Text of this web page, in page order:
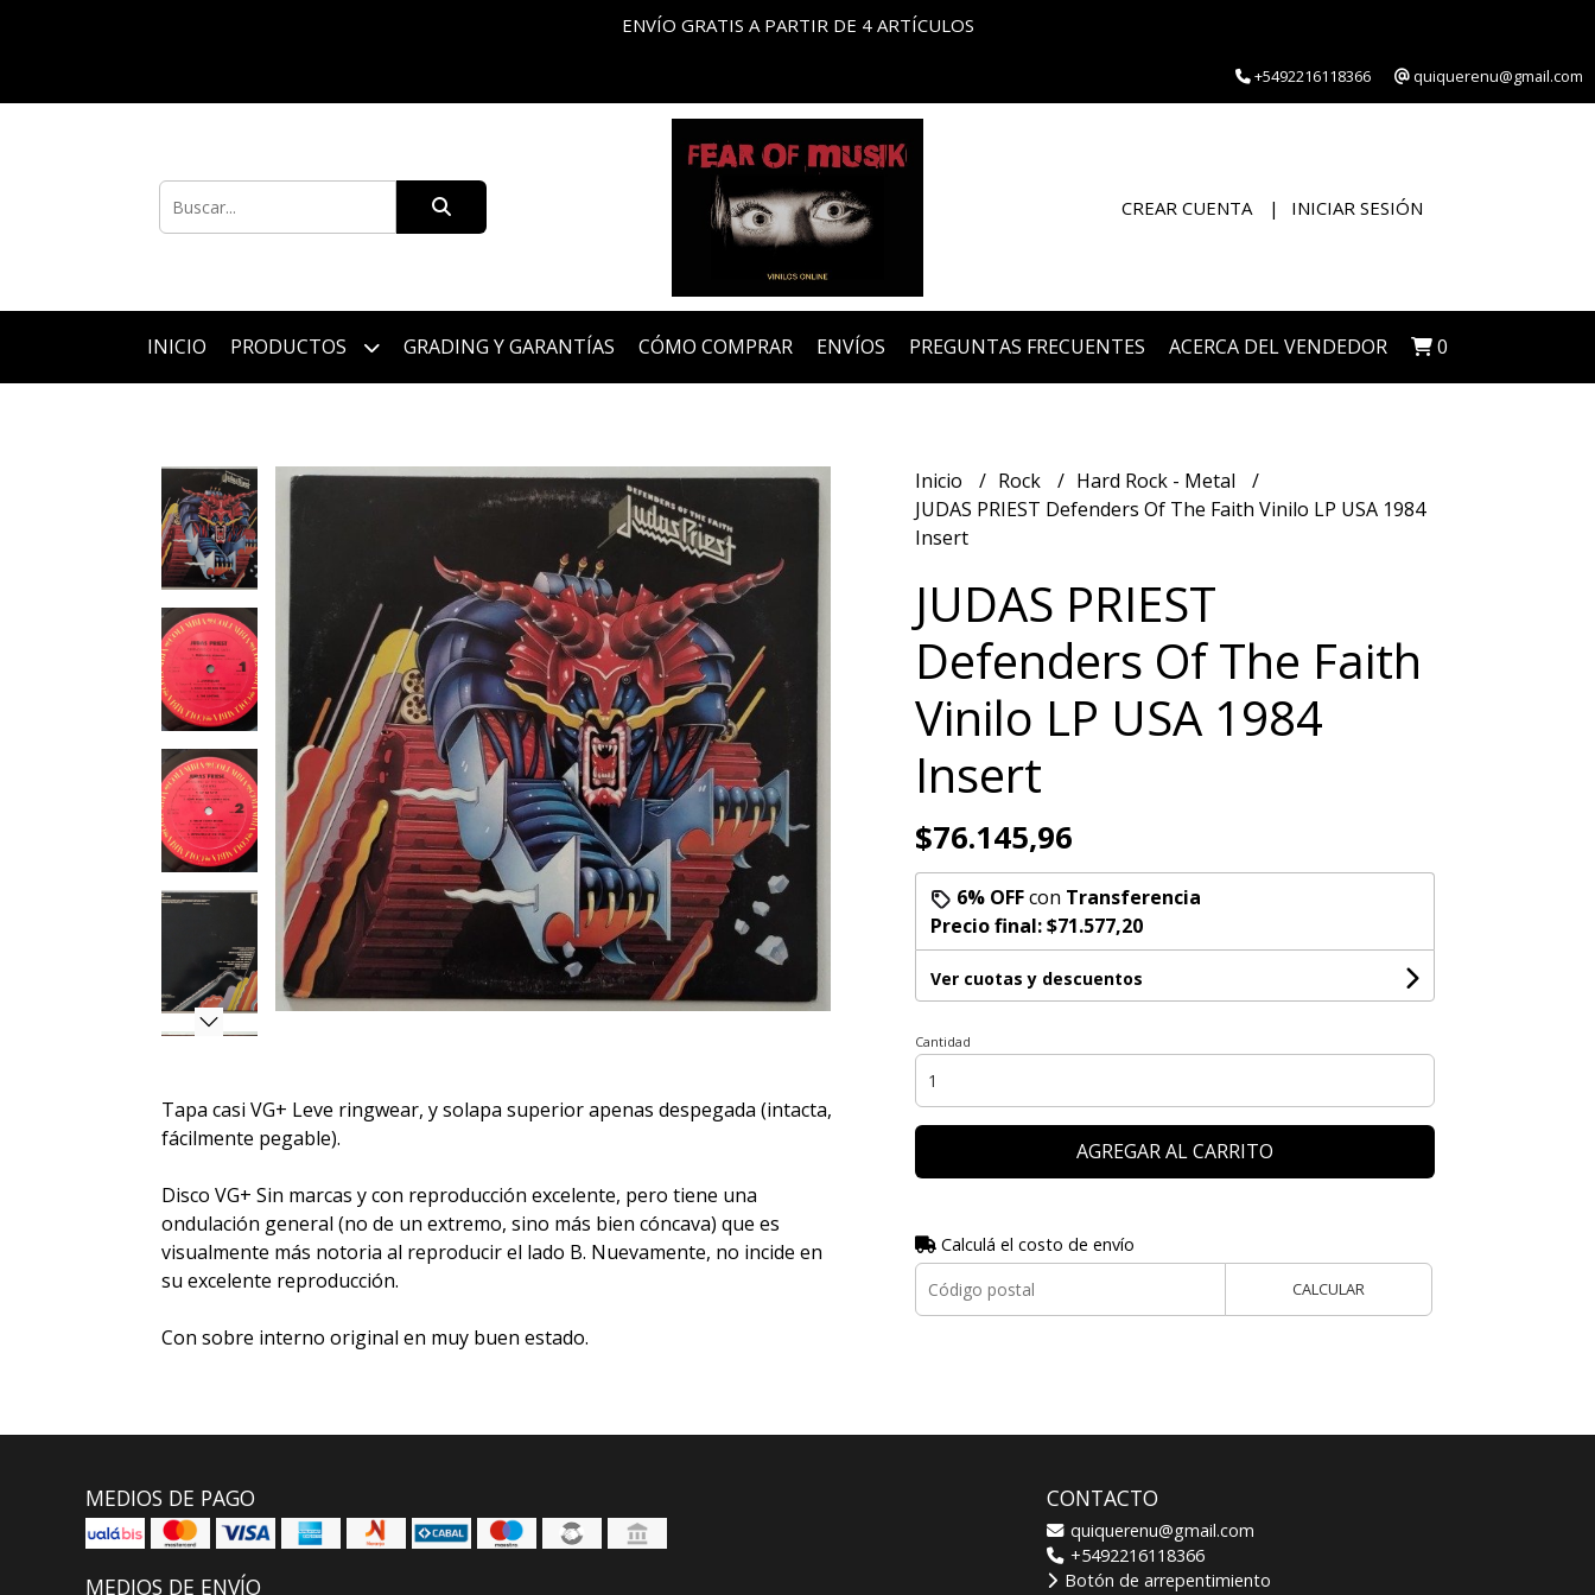
ENVÍO GRATIS A PARTIR DE 4 ARTÍCULOS
+5492216118366 quiquerenu@gmail.com
CREAR CUENTA INICIAR SESIÓN
INICIO PRODUCTOS GRADING Y GARANTÍAS CÓMO COMPRAR ENVÍOS PREGUNTAS FRECUENTES ACERCA DEL VENDEDOR 0
Tapa casi VG+ Leve ringwear, y solapa superior apenas despegada (intacta,
fácilmente pegable).
Disco VG+ Sin marcas y con reproducción excelente, pero tiene una
ondulación general (no de un extremo, sino más bien cóncava) que es
visualmente más notoria al reproducir el lado B. Nuevamente, no incide en
su excelente reproducción.
Con sobre interno original en muy buen estado.
Inicio Rock
Hard Rock - Metal
JUDAS PRIEST Defenders Of The Faith Vinilo LP USA 1984
Insert
JUDAS PRIEST
Defenders Of The Faith
Vinilo LP USA 1984
Insert
$76.145,96
6% OFFcon Transferencia
Precio final:$71.577,20
Ver cuotas y descuentos
Cantidad
AGREGAR AL CARRITO
Calculá el costo de envío
CALCULAR
MEDIOS DE PAGO
MEDIOS DE ENVÍO
CONTACTO
quiquerenu@gmail.com
+5492216118366
Botón de arrepentimiento